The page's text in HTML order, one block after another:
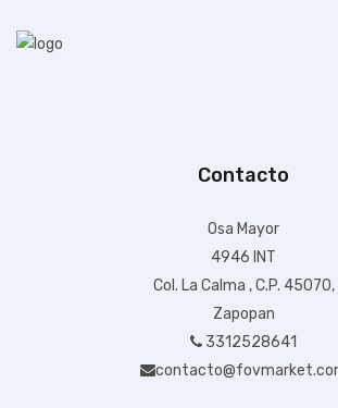
Contacto
Osa Mayor
4946 INT
Col. La Calma , C.P. 45070,
Zapopan
3312528641